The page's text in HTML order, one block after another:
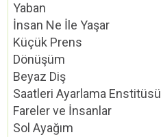
Yaban
İnsan Ne İle Yaşar
Küçük Prens
Dönüşüm
Beyaz Diş
Saatleri Ayarlama Enstitüsü
Fareler ve İnsanlar
Sol Ayağım